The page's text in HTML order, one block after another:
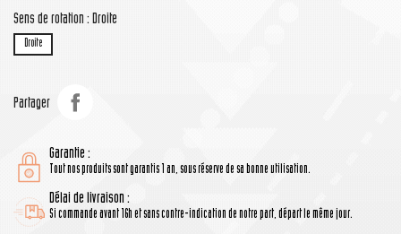
Sens de rotation : Droite
Droite
Partager
Garantie :
Tout nos produits sont garantis 1 an, sous réserve de sa bonne utilisation.
Délai de livraison :
Si commande avant 16h et sans contre-indication de notre part, départ le même jour.